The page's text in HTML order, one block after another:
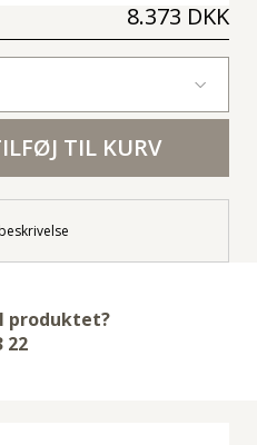
8.373 DKK
TIL KURV
produktet?
22